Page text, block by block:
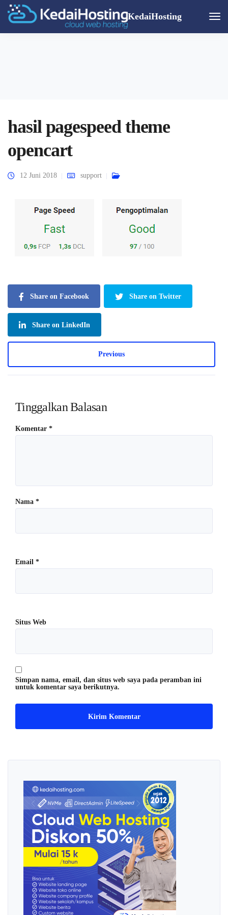
KedaiHosting
hasil pagespeed theme
opencart
12 Juni 2018 support
Share on Facebook Share on Twitter
Share on LinkedIn
Previous
Tinggalkan Balasan
Komentar *
Nama *
Email *
Situs Web
Simpan nama, email, dan situs web saya pada peramban ini
untuk komentar saya berikutnya.